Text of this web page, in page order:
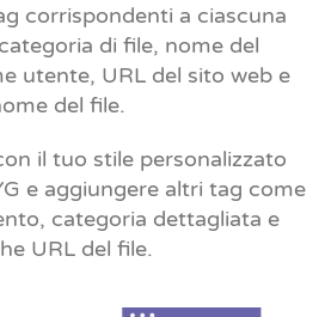
corrispondenti a ciascuna
di file, nome del
utente, URL del sito web e
del file.
il tuo stile personalizzato
e aggiungere altri tag come
categoria dettagliata e
URL del file.